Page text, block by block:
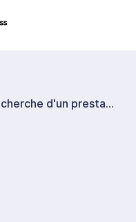
Recherche d'un prestataire de services événementiels pour la gestion d'une ligue de badminton interne en Chine